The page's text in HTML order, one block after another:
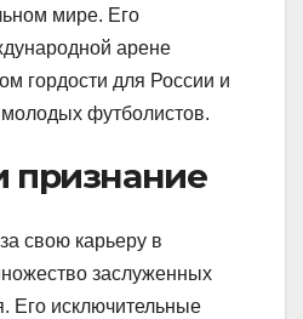
мире. Его
арене
гордости для России и
футболистов.
признание
свою карьеру в
заслуженных
Его исключительные